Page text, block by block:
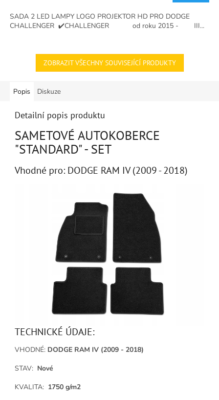
SADA 2 LED LAMPY LOGO PROJEKTOR HD PRO DODGE
CHALLENGER ✔️CHALLENGER od roku 2015 - III...
ZOBRAZIT VŠECHNY SOUVISEJÍCÍ PRODUKTY
Popis Diskuze
Detailní popis produktu
SAMETOVÉ AUTOKOBERCE
"STANDARD" - SET
Vhodné pro: DODGE RAM IV (2009 - 2018)
TECHNICKÉ ÚDAJE:
VHODNÉ: DODGE RAM IV (2009 - 2018)
STAV: Nové
KVALITA: 1750 g/m2